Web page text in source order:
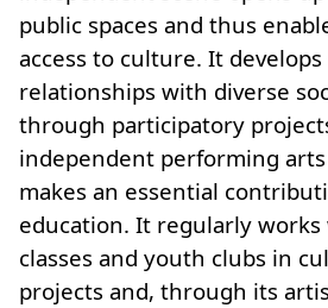
public spaces and thus
access to culture. It
relationships with diverse
through participatory
independent performing
makes an essential
education. It regularly works
classes and youth clubs in
projects and, through its